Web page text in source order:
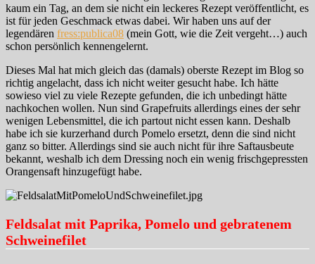
kaum ein Tag, an dem sie nicht ein leckeres Rezept veröffentlicht, es
ist für jeden Geschmack etwas dabei. Wir haben uns auf der
legendären fress:publica08 (mein Gott, wie die Zeit vergeht…) auch
schon persönlich kennengelernt.
Dieses Mal hat mich gleich das (damals) oberste Rezept im Blog so
richtig angelacht, dass ich nicht weiter gesucht habe. Ich hätte
sowieso viel zu viele Rezepte gefunden, die ich unbedingt hätte
nachkochen wollen. Nun sind Grapefruits allerdings eines der sehr
wenigen Lebensmittel, die ich partout nicht essen kann. Deshalb
habe ich sie kurzerhand durch Pomelo ersetzt, denn die sind nicht
ganz so bitter. Allerdings sind sie auch nicht für ihre Saftausbeute
bekannt, weshalb ich dem Dressing noch ein wenig frischgepressten
Orangensaft hinzugefügt habe.
Feldsalat mit Paprika, Pomelo und gebratenem
Schweinefilet